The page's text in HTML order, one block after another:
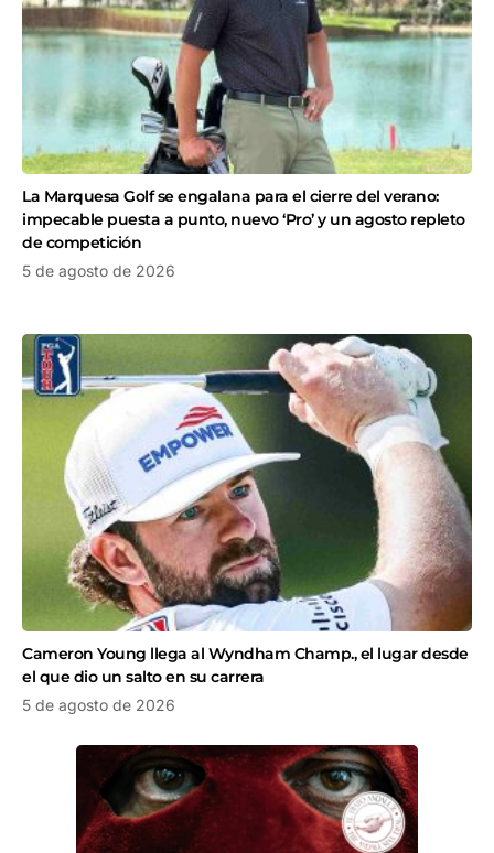
La Marquesa Golf se engalana para el cierre del verano:
impecable puesta a punto, nuevo ‘Pro’ y un agosto repleto
de competición
5 de agosto de 2026
Cameron Young llega al Wyndham Champ., el lugar desde
el que dio un salto en su carrera
5 de agosto de 2026